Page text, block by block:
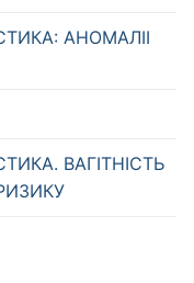
АНОМАЛІІ
ВАГІТНІСТЬ